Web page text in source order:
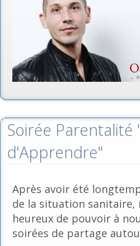
Soirée Parentalité
d'Apprendre"
Après avoir été
de la situation sanitaire,
heureux de pouvoir à
soirées de partage